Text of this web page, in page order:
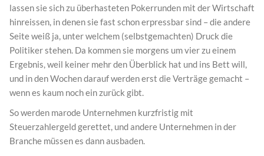
lassen sie sich zu überhasteten Pokerrunden mit der Wirtschaft
hinreissen, in denen sie fast schon erpressbar sind – die andere
Seite weiß ja, unter welchem (selbstgemachten) Druck die
Politiker stehen. Da kommen sie morgens um vier zu einem
Ergebnis, weil keiner mehr den Überblick hat und ins Bett will,
und in den Wochen darauf werden erst die Verträge gemacht –
wenn es kaum noch ein zurück gibt.
So werden marode Unternehmen kurzfristig mit
Steuerzahlergeld gerettet, und andere Unternehmen in der
Branche müssen es dann ausbaden.